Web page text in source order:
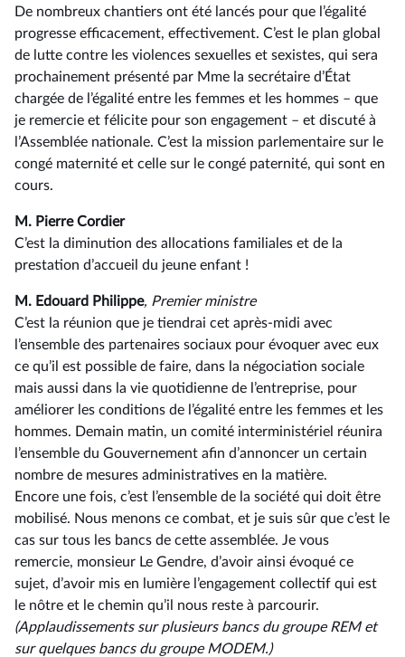
De nombreux chantiers ont été lancés pour que l’égalité
progresse efficacement, effectivement. C’est le plan global
de lutte contre les violences sexuelles et sexistes, qui sera
prochainement présenté par Mme la secrétaire d’État
chargée de l’égalité entre les femmes et les hommes –⁠ que
je remercie et félicite pour son engagement – et discuté à
l’Assemblée nationale. C’est la mission parlementaire sur le
congé maternité et celle sur le congé paternité, qui sont en
cours.
M. Pierre Cordier
C’est la diminution des allocations familiales et de la
prestation d’accueil du jeune enfant !
M. Edouard Philippe, Premier ministre
C’est la réunion que je tiendrai cet après-midi avec
l’ensemble des partenaires sociaux pour évoquer avec eux
ce qu’il est possible de faire, dans la négociation sociale
mais aussi dans la vie quotidienne de l’entreprise, pour
améliorer les conditions de l’égalité entre les femmes et les
hommes. Demain matin, un comité interministériel réunira
l’ensemble du Gouvernement afin d’annoncer un certain
nombre de mesures administratives en la matière.
Encore une fois, c’est l’ensemble de la société qui doit être
mobilisé. Nous menons ce combat, et je suis sûr que c’est le
cas sur tous les bancs de cette assemblée. Je vous
remercie, monsieur Le Gendre, d’avoir ainsi évoqué ce
sujet, d’avoir mis en lumière l’engagement collectif qui est
le nôtre et le chemin qu’il nous reste à parcourir.
(Applaudissements surplusieurs bancs du groupe REMet
sur quelques bancs du groupe MODEM.)